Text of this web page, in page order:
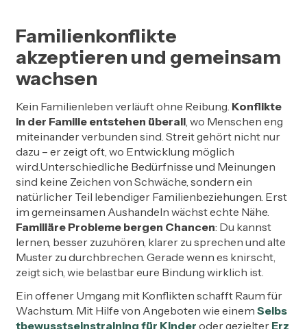
Familienkonflikte
akzeptieren und gemeinsam
wachsen
Kein Familienleben verläuft ohne Reibung. Konflikte
in der Familie entstehen überall, wo Menschen eng
miteinander verbunden sind. Streit gehört nicht nur
dazu – er zeigt oft, wo Entwicklung möglich
wird.Unterschiedliche Bedürfnisse und Meinungen
sind keine Zeichen von Schwäche, sondern ein
natürlicher Teil lebendiger Familienbeziehungen. Erst
im gemeinsamen Aushandeln wächst echte Nähe.
Familiäre Probleme bergen Chancen: Du kannst
lernen, besser zuzuhören, klarer zu sprechen und alte
Muster zu durchbrechen. Gerade wenn es knirscht,
zeigt sich, wie belastbar eure Bindung wirklich ist.
Ein offener Umgang mit Konflikten schafft Raum für
Wachstum. Mit Hilfe von Angeboten wie einem Selbs
tbewusstseinstraining für Kinder oder gezielter Erz